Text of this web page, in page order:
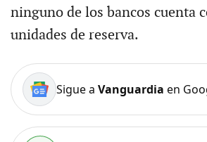
ninguno de los bancos cuenta
unidades de reserva.
Sigue a Vanguardia en